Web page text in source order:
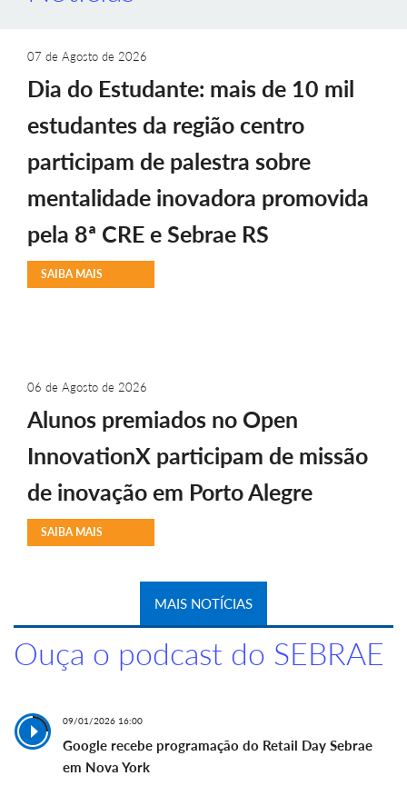
07 de Agosto de 2026
Dia do Estudante: mais de 10 mil
estudantes da região centro
participam de palestra sobre
mentalidade inovadora promovida
pela 8ª CRE e Sebrae RS
SAIBA MAIS
06 de Agosto de 2026
Alunos premiados no Open
InnovationX participam de missão
de inovação em Porto Alegre
SAIBA MAIS
MAIS NOTÍCIAS
Ouça o podcast do SEBRAE
09/01/2026 16:00
Google recebe programação do Retail Day Sebrae
em Nova York